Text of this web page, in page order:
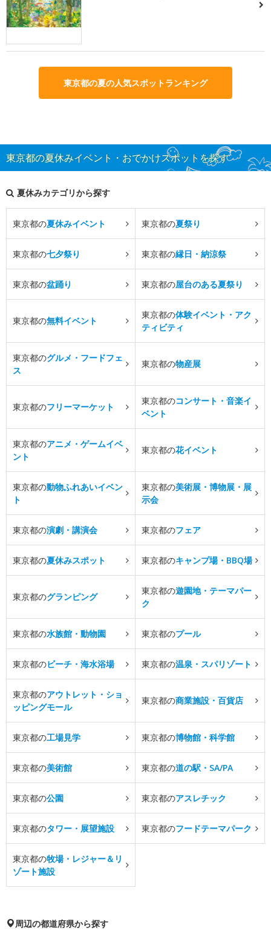
東京都の夏の人気スポットランキング
東京都の夏休みイベント・おでかけスポットを探す
夏休みカテゴリから探す
東京都の夏休みイベント 東京都の夏祭り
東京都の七夕祭り 東京都の縁日・納涼祭
東京都の盆踊り 東京都の屋台のある夏祭り
東京都の無料イベント
東京都の体験イベント・アク
ティビティ
東京都のグルメ・フードフェ
ス
東京都の物産展
東京都のフリーマーケット
東京都のコンサート・音楽イ
ベント
東京都のアニメ・ゲームイベ
ント
東京都の花イベント
東京都の動物ふれあいイベン
ト
東京都の美術展・博物展・展
示会
東京都の演劇・講演会 東京都のフェア
東京都の夏休みスポット 東京都のキャンプ場・BBQ場
東京都のグランピング
東京都の遊園地・テーマパー
ク
東京都の水族館・動物園 東京都のプール
東京都のビーチ・海水浴場 東京都の温泉・スパリゾート
東京都のアウトレット・ショ
ッピングモール
東京都の商業施設・百貨店
東京都の工場見学 東京都の博物館・科学館
東京都の美術館 東京都の道の駅・SA/PA
東京都の公園 東京都のアスレチック
東京都のタワー・展望施設 東京都のフードテーマパーク
東京都の牧場・レジャー＆リ
ゾート施設
周辺の都道府県から探す